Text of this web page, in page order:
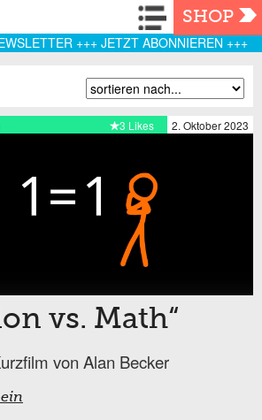
Navigation
SHOP
+++ JETZT ABONNIEREN +++
2. Oktober 2023
3 Likes
vs. Math“
von Alan Becker